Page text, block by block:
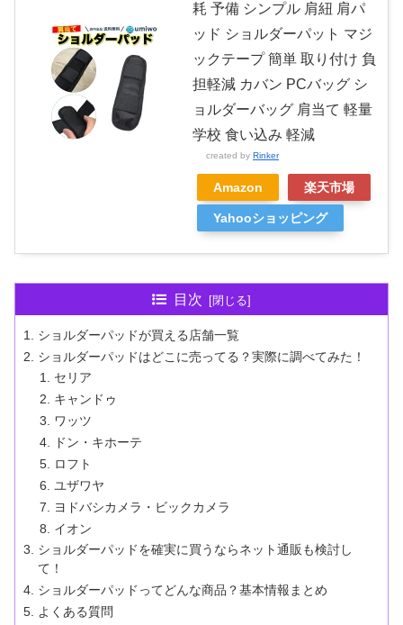
耗 予備 シンプル 肩紐 肩パ
ッド ショルダーパット マジ
ックテープ 簡単 取り付け 負
担軽減 カバン PCバッグ シ
ョルダーバッグ 肩当て 軽量
学校 食い込み 軽減
created by Rinker
Amazon 楽天市場
Yahooショッピング
目次
ショルダーパッドが買える店舗一覧
ショルダーパッドはどこに売ってる？実際に調べてみた！
セリア
キャンドゥ
ワッツ
ドン・キホーテ
ロフト
ユザワヤ
ヨドバシカメラ・ビックカメラ
イオン
ショルダーパッドを確実に買うならネット通販も検討し
て！
ショルダーパッドってどんな商品？基本情報まとめ
よくある質問